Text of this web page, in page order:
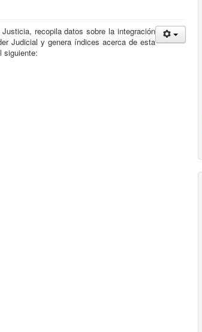
recopila datos sobre la integración
Judicial y genera índices acerca de esta
siguiente: